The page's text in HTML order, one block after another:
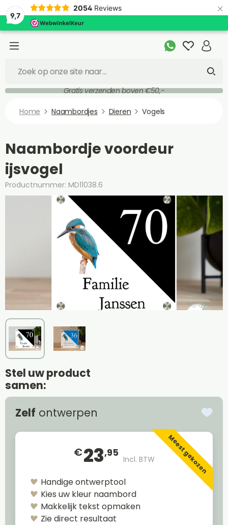
9,7
2054 Reviews ×
Gratis verzenden boven €50,-
Home Naambordjes Dieren Vogels
Naambordje voordeur
ijsvogel
Productnummer: MD11038.6
Stel uw product
samen:
Zelf ontwerpen
€23,95
Incl. BTW Meest gekozen
Handige ontwerptool
Kies uw kleur naambord
Makkelijk tekst opmaken
Zie direct resultaat